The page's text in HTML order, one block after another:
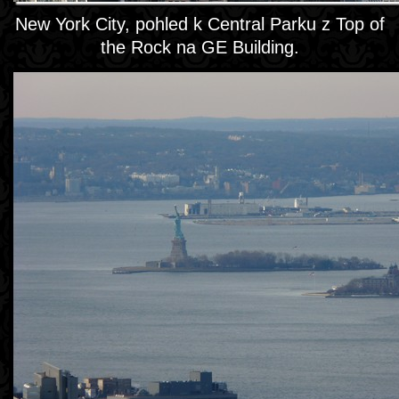
New York City, pohled k Central Parku z Top of
the Rock na GE Building.